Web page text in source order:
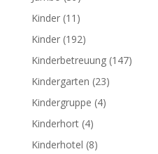
Kinder(11)
Kinder(192)
Kinderbetreuung(147)
Kindergarten (23)
Kindergruppe (4)
Kinderhort(4)
Kinderhotel (8)